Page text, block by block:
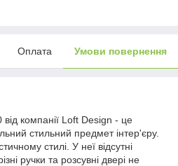
Оплата Умови повернення
компанії Loft Design - це
стильний предмет інтер'єру.
стилі. У неї відсутні
ручки та розсувні двері не